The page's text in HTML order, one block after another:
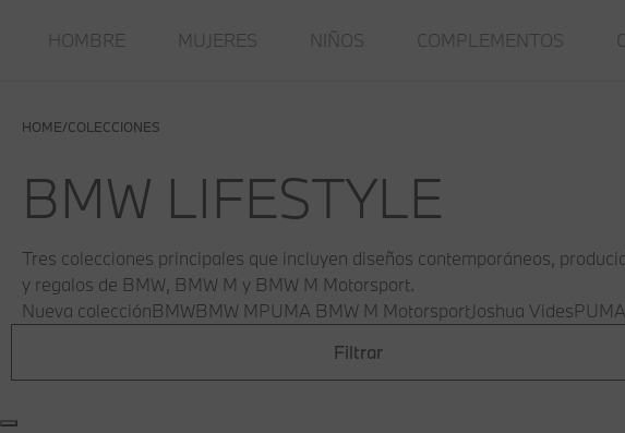
HOMBRE MUJERES NIÑOS COMPLEMENTOS
HOME COLECCIONES
BMW LIFESTYLE
Tres colecciones principales que incluyen diseños contemporáneos,
y regalos de BMW, BMW M y BMW M Motorsport.
Nueva colecciónBMWBMW MPUMA BMW M MotorsportJoshua Vides
Filtrar